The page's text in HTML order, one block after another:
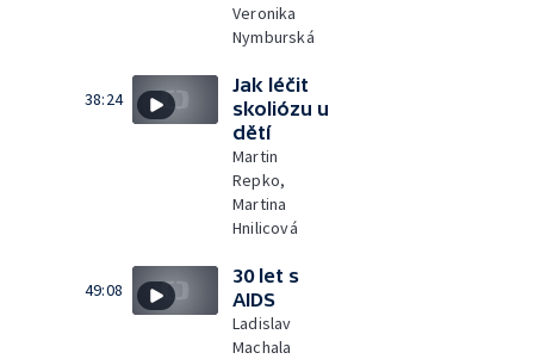
Veronika
Nymburská
38:24
Jak léčit
skoliózu u
dětí
Martin
Repko,
Martina
Hnilicová
49:08
30 let s
AIDS
Ladislav
Machala